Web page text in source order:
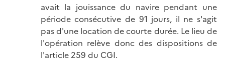
avait la jouissance du navire pendant une
période consécutive de 91 jours, il ne s'agit
pas d'une location de courte durée. Le lieu de
l'opération relève donc des dispositions de
l'article 259 du CGI.